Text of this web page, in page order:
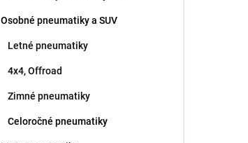
Osobné pneumatiky a SUV
Letné pneumatiky
4x4, Offroad
Zimné pneumatiky
Celoročné pneumatiky